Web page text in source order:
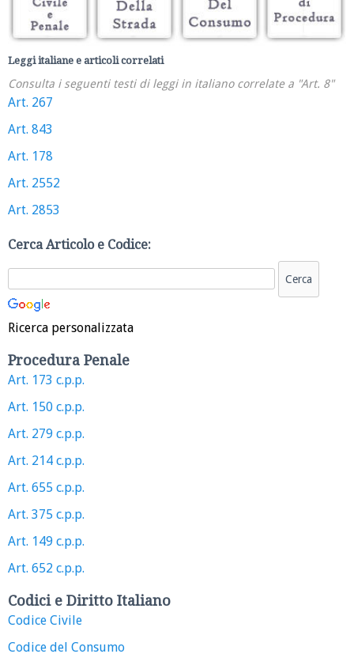
Leggi italiane e articoli correlati
Consulta i seguenti testi di leggi in italiano correlate a "Art. 8"
Art. 267
Art. 843
Art. 178
Art. 2552
Art. 2853
Cerca Articolo e Codice:
Ricerca personalizzata
Procedura Penale
Art. 173 c.p.p.
Art. 150 c.p.p.
Art. 279 c.p.p.
Art. 214 c.p.p.
Art. 655 c.p.p.
Art. 375 c.p.p.
Art. 149 c.p.p.
Art. 652 c.p.p.
Codici e Diritto Italiano
Codice Civile
Codice del Consumo